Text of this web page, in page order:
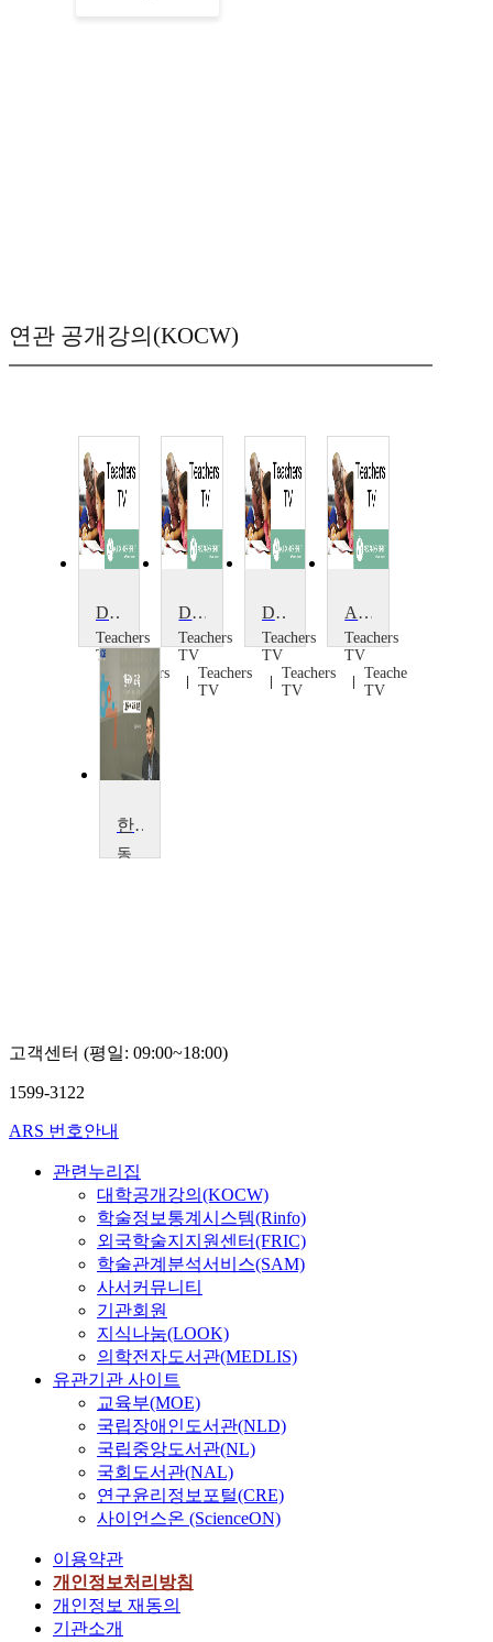
연관 공개강의(KOCW)
Demonstrating Biology: 8 Demonstrations
Teachers
TV
Teachers
TV
Demonstrating Biology: Aviflu
Teachers
TV
Teachers
TV
Demonstrating Biology: It Takes Guts
Teachers
TV
Teachers
TV
Anita and Biology
Teachers
TV
Teachers
TV
한국어교육개론
동
고객센터 (평일: 09:00~18:00)
1599-3122
ARS 번호안내
관련누리집
대학공개강의(KOCW)
학술정보통계시스템(Rinfo)
외국학술지지원센터(FRIC)
학술관계분석서비스(SAM)
사서커뮤니티
기관회원
지식나눔(LOOK)
의학전자도서관(MEDLIS)
유관기관 사이트
교육부(MOE)
국립장애인도서관(NLD)
국립중앙도서관(NL)
국회도서관(NAL)
연구윤리정보포털(CRE)
사이언스온 (ScienceON)
이용약관
개인정보처리방침
개인정보 재동의
기관소개